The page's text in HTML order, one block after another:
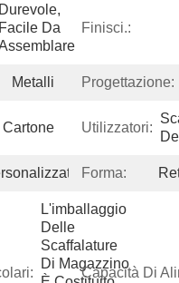
Durevole,
Facile Da
Finisci.:
Metalli Progettazione:
Cartone Utilizzatori:
Forma:
L'imballaggio
Delle
Scaffalature
Di Magazzino
Capacità Di